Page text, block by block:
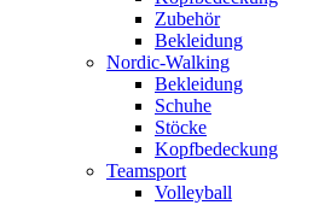
Zubehör
Bekleidung
Nordic-Walking
Bekleidung
Schuhe
Stöcke
Kopfbedeckung
Teamsport
Volleyball